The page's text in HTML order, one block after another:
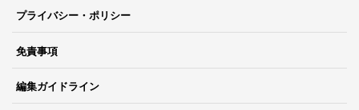
プライバシー・ポリシー
免責事項
編集ガイドライン